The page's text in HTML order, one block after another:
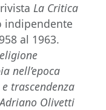
La Critica
indipendente
al 1963.
nell’epoca
trascendenza
Olivetti